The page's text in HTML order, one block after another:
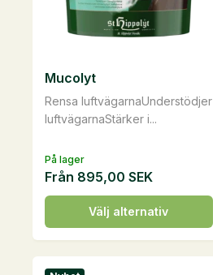
På lager
Rensa luftvägarnaUnderstödjer
luftvägarnaStärker i...
Mucolyt
Från 895,00 SEK
Välj alternativ
Den
här
produkten
har